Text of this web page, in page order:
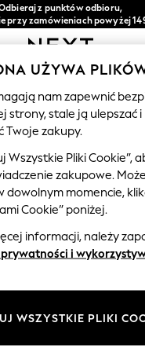
z punktów odbioru,
przy zamówieniach powyżej
Łatwe zwroty*
Shop
& Kaftans
& Playsuits
client
media społecznościowe
konto
UŻYWA
nam zapewnić
strony, stale ją ulepszać i
Twoje zakupy.
Wszystkie Pliki Cookie”,
zakupowe.
dowolnym momencie,
Cookie” poniżej.
informacji, należy
i
WSZYSTKIE PLIKI